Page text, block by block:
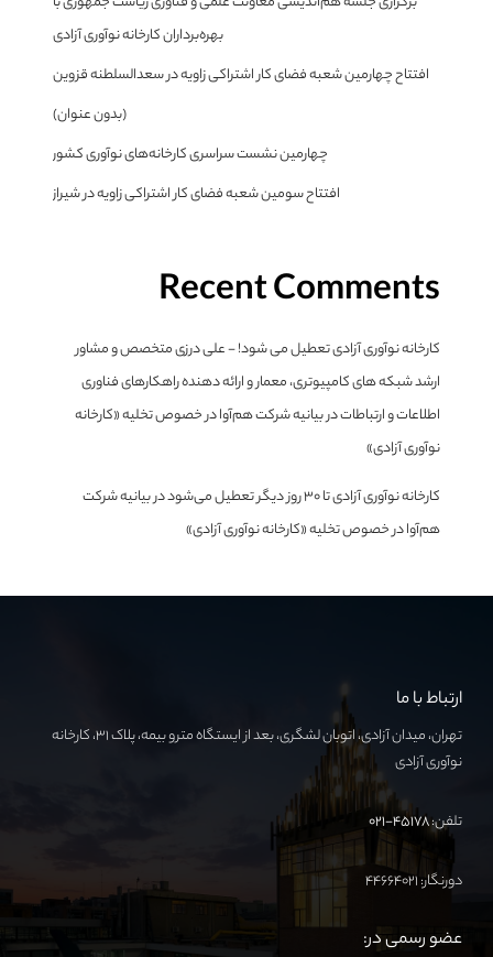
بهره‌برداران کارخانه نوآوری آزادی
افتتاح چهارمین شعبه فضای کار اشتراکی زاویه در سعدالسلطنه قزوین
(بدون عنوان)
چهارمین نشست سراسری کارخانه‌های نوآوری کشور
افتتاح سومین شعبه فضای کار اشتراکی زاویه در شیراز
Recent Comments
کارخانه نوآوری آزادی تعطیل می شود! - علی درزی متخصص و مشاور
ارشد شبکه های کامپیوتری، معمار و ارائه دهنده راهکارهای فناوری
اطلاعات و ارتباطاتدربیانیه شرکت هم‌آوا در خصوص تخلیه «کارخانه
نوآوری آزادی»
کارخانه نوآوری آزادی تا ۳۰ روز دیگر تعطیل می‌شود دربیانیه شرکت
هم‌آوا در خصوص تخلیه «کارخانه نوآوری آزادی»
ارتباط با ما
تهران، میدان آزادی، اتوبان لشگری، بعد از ایستگاه مترو بیمه، پلاک ۳۱، کارخانه
نوآوری آزادی
تلفن:۴۵۱۷۸-۰۲۱
دورنگار: ۴۴۶۶۴۰۲۱
عضو رسمی در: